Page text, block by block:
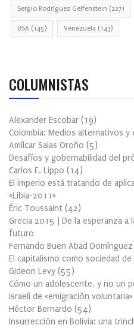
Sergio Rodríguez Gelfenstein (227)
USA (145) Venezuela (143)
COLUMNISTAS
Alexander Escobar (19)
Colombia: Medios alternativos y
Amílcar Salas Oroño (5)
Desafíos y gobernabilidad del
Carlos E. Lippo (14)
El imperio está tratando de
«Libia-2011»
Éric Toussaint (42)
Grecia 2015 | De la esperanza a
futuro
Fernando Buen Abad Domínguez
El capitalismo como sociedad de
Gideon Levy (55)
Cómo un adolescente, y no un
israelí de «emigración
Héctor Bernardo (54)
Insurrección en Bolivia: una